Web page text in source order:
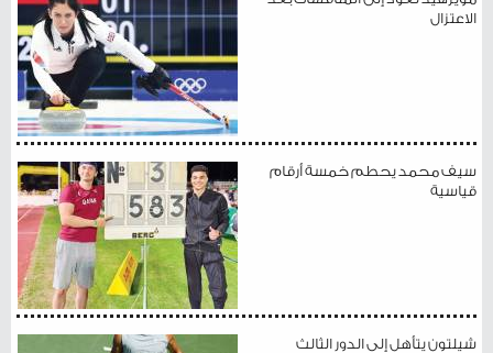
الاعتزال
سيف محمد يحطم خمسة أرقام
قياسية
شيلتون يتأهل إلى الدور الثالث